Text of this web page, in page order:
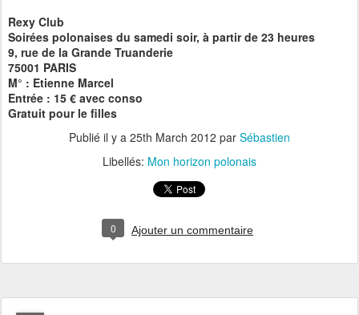
Rexy Club
Soirées polonaises du samedi soir, à partir de 23 heures
9, rue de la Grande Truanderie
75001 PARIS
M° : Etienne Marcel
Entrée : 15 € avec conso
Gratuit pour le filles
Publié il y a 25th March 2012 par Sébastien
Libellés: Mon horizon polonais
0 Ajouter un commentaire